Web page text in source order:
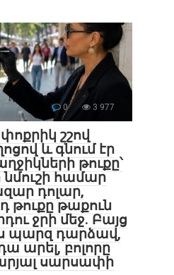
0 3 977
շշով
և գնում էր
թուքը՝
նմուշի համար
դոլար,
թուքը թաքուն
ջրի մեջ. Բայց
պարզ դարձավ,
արել, բոլորը
սարսափի